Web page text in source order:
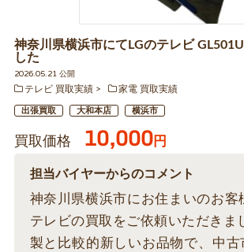
神奈川県横浜市にてLGのテレビ
した
2026.05.21 公開
テレビ 買取実績
家電 買取実績
出張買取 大和本店 横浜市
買取価格 10,000円
担当バイヤーからのコメント
神奈川県横浜市にお住まいのお客
テレビの買取をご依頼いただきま
製と比較的新しいお品物で、中古